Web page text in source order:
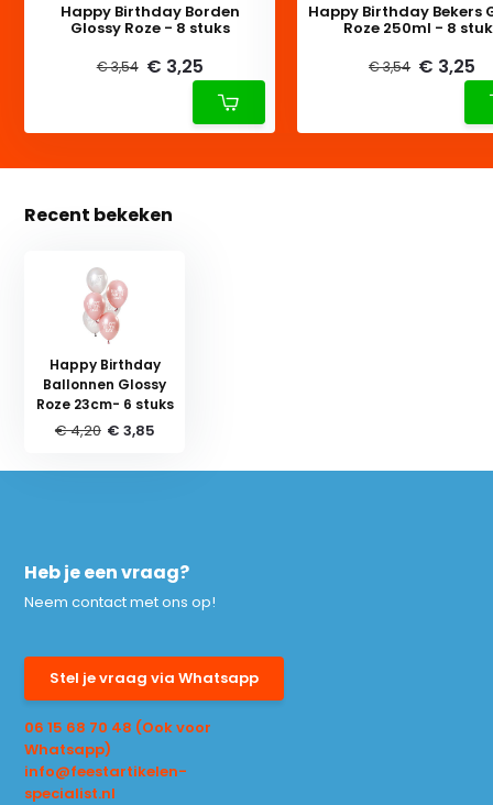
Happy Birthday Borden
Glossy Roze - 8 stuks
€ 3,54 € 3,25
Happy Birthday Bekers
Roze 250ml - 8
€ 3,54 € 3,25
Recent bekeken
Happy Birthday
Ballonnen Glossy
Roze 23cm- 6 stuks
€ 4,20 € 3,85
Heb je een vraag?
Neem contact met ons op!
Stel je vraag via Whatsapp
06 15 68 70 48 (Ook voor
Whatsapp)
info@feestartikelen-
specialist.nl